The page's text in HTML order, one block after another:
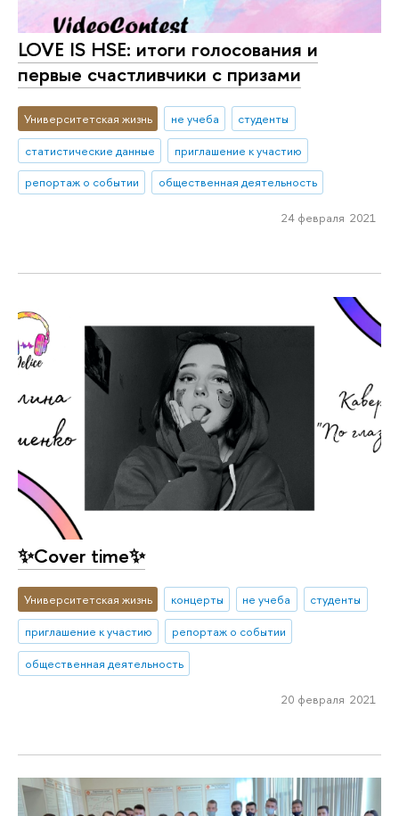
LOVE IS HSE: итоги голосования и
первые счастливчики с призами
Университетская жизнь не учеба
студенты
статистические данные
приглашение к участию
репортаж о событии
общественная деятельность
24 февраля 2021
✨Cover time✨
Университетская жизнь концерты не учеба
студенты
приглашение к участию
репортаж о событии
общественная деятельность
20 февраля 2021